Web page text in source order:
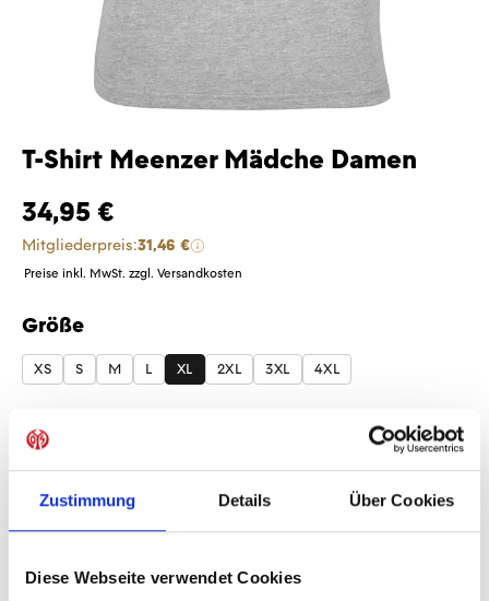
Zustimmung Details Über Cookies
Diese Webseite verwendet Cookies
T-Shirt Meenzer Mädche Damen
34,95 €
Mitgliederpreis:31,46 €
Preise inkl. MwSt. zzgl. Versandkosten
Größe
auswählen
XS S M L XL 2XL 3XL 4XL
Produkt Anzahl: Gib den gewünschten
Anzahl
Sofort verfügbar, Lieferzeit: 1-3 Tage